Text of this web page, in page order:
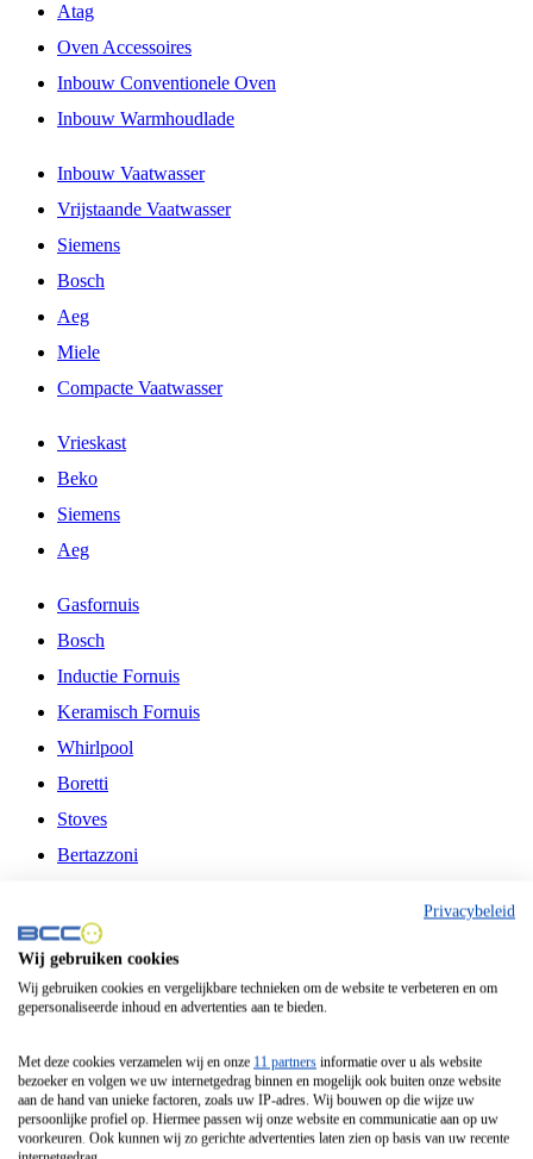
Atag
Oven Accessoires
Inbouw Conventionele Oven
Inbouw Warmhoudlade
Inbouw Vaatwasser
Vrijstaande Vaatwasser
Siemens
Bosch
Aeg
Miele
Compacte Vaatwasser
Vrieskast
Beko
Siemens
Aeg
Gasfornuis
Bosch
Inductie Fornuis
Keramisch Fornuis
Whirlpool
Boretti
Stoves
Bertazzoni
Fitelli
Airfryer
Frituurpan
Contactgrill
Broodbakmachine
Broodrooster
Privacybeleid
Wij gebruiken cookies
Wij gebruiken cookies en vergelijkbare technieken om de website te verbeteren en om
gepersonaliseerde inhoud en advertenties aan te bieden.
Met deze cookies verzamelen wij en onze 11 partners informatie over u als website
bezoeker en volgen we uw internetgedrag binnen en mogelijk ook buiten onze website
aan de hand van unieke factoren, zoals uw IP-adres. Wij bouwen op die wijze uw
persoonlijke profiel op. Hiermee passen wij onze website en communicatie aan op uw
voorkeuren. Ook kunnen wij zo gerichte advertenties laten zien op basis van uw recente